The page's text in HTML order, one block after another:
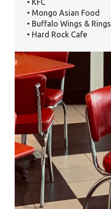
• KFC
• Mongo Asian Food
• Buffalo Wings & Rings
• Hard Rock Cafe